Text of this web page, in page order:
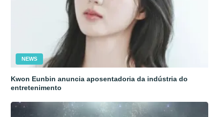
NEWS
Kwon Eunbin anuncia aposentadoria da indústria do
entretenimento